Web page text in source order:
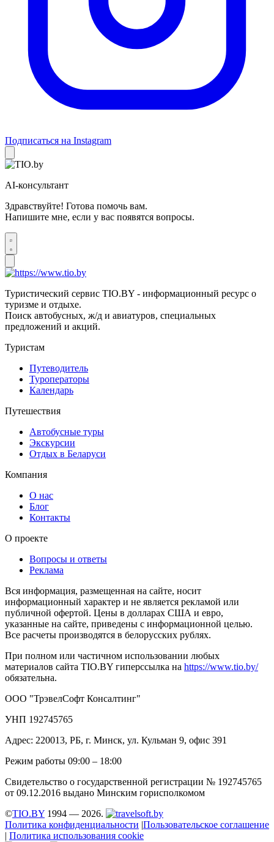
Подписаться на Instagram
AI-консультант
Здравствуйте! Готова помочь вам.
Напишите мне, если у вас появятся вопросы.
Туристический сервис TIO.BY - информационный ресурс о
туризме и отдыхе.
Поиск автобусных, ж/д и авиатуров, специальных
предложений и акций.
Туристам
Путеводитель
Туроператоры
Календарь
Путешествия
Автобусные туры
Экскурсии
Отдых в Беларуси
Компания
О нас
Блог
Контакты
О проекте
Вопросы и ответы
Реклама
Вся информация, размещенная на сайте, носит
информационный характер и не является рекламой или
публичной офертой. Цены в долларах США и евро,
указанные на сайте, приведены с информационной целью.
Все расчеты производятся в белорусских рублях.
При полном или частичном использовании любых
материалов сайта TIO.BY гиперссылка на https://www.tio.by/
обязательна.
ООО "ТрэвелСофт Консалтинг"
УНП 192745765
Адрес: 220013, РБ, г. Минск, ул. Кульман 9, офис 391
Режим работы 09:00 – 18:00
Свидетельство о государственной регистрации № 192745765
от 09.12.2016 выдано Минским горисполкомом
©TIO.BY 1994 — 2026.
Политика конфиденциальности |Пользовательское соглашение
| Политика использования cookie